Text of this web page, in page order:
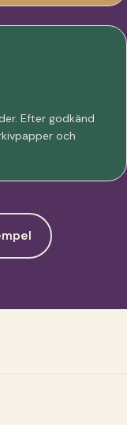
Efter godkänd
och